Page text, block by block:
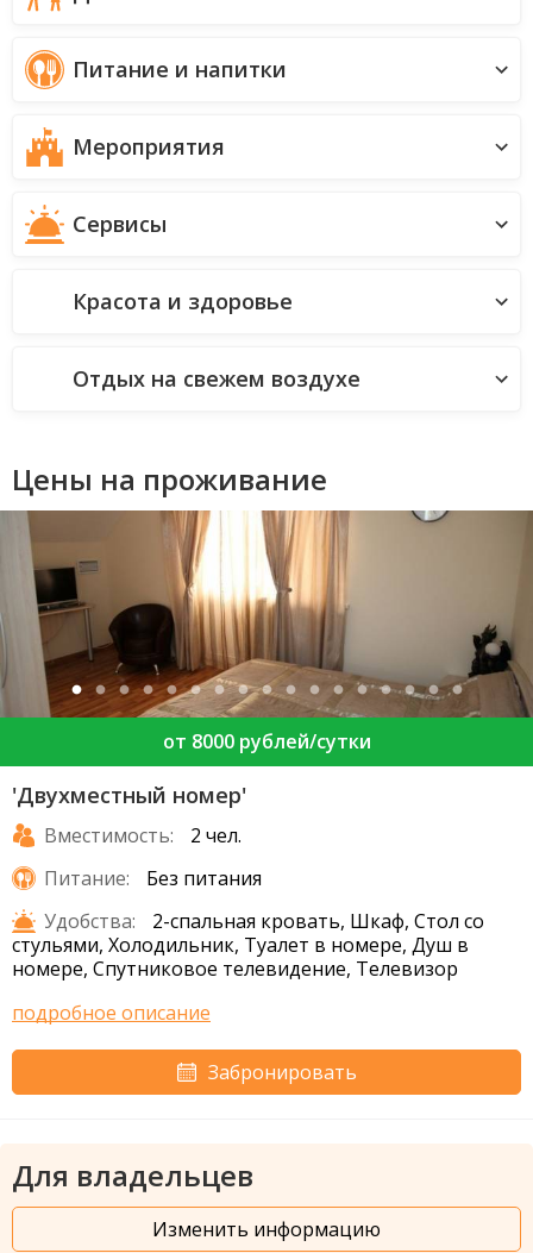
Питание и напитки
Мероприятия
Сервисы
Красота и здоровье
Отдых на свежем воздухе
Цены на проживание
от 8000 рублей/сутки
'Двухместный номер'
Вместимость:
2 чел.
Питание:
Без питания
Удобства:
2-спальная кровать, Шкаф, Стол со
стульями, Холодильник, Туалет в номере, Душ в
номере, Спутниковое телевидение, Телевизор
подробное описание
Забронировать
Для владельцев
Изменить информацию